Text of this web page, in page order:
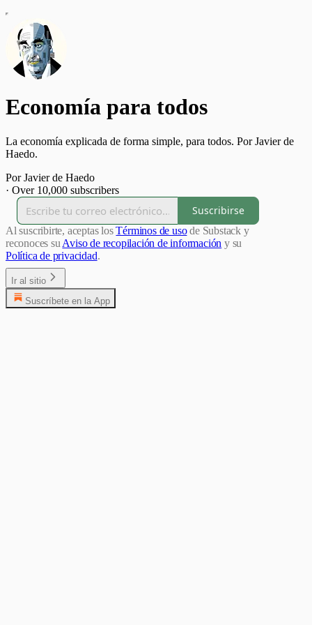
Economía para todos
La economía explicada de forma simple, para todos. Por Javier de
Haedo.
Por Javier de Haedo
· Over 10,000 subscribers
Suscribirse
Al suscribirte, aceptas losTérminos de usode Substack y
reconoces su Aviso de recopilación de información y su
Política de privacidad.
Ir al sitio
Suscríbete en la App